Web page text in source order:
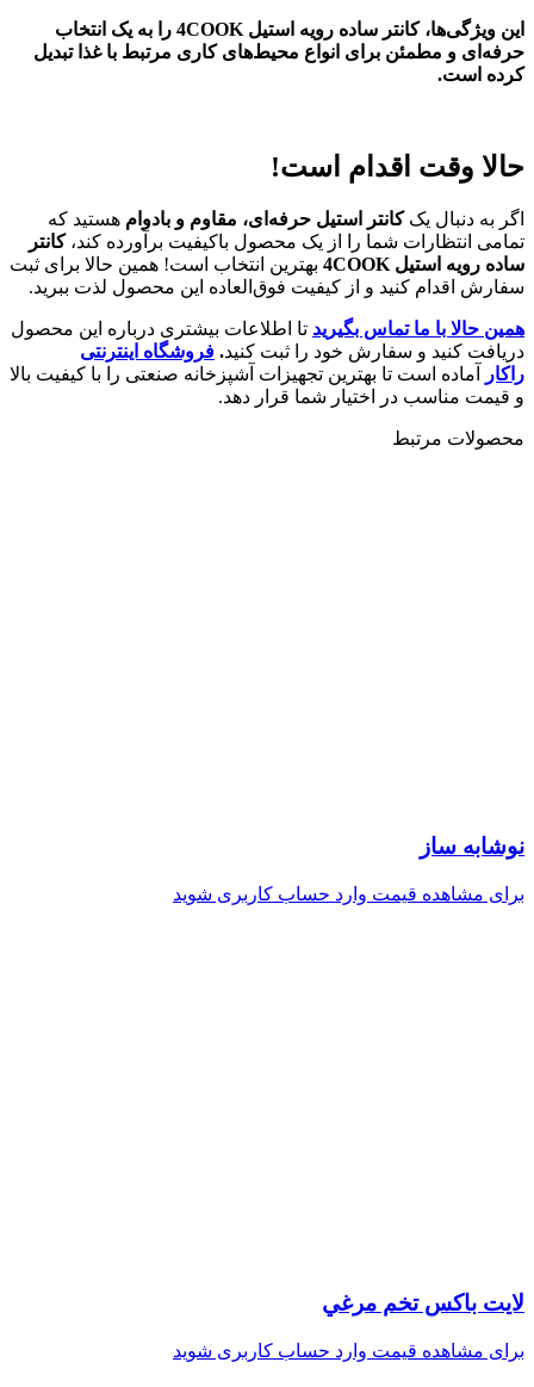
این ویژگی‌ها، کانتر ساده رویه استیل 4COOK
را به یک انتخاب
حرفه‌ای و مطمئن برای انواع محیط‌های کاری مرتبط با غذا تبدیل
کرده است.
حالا وقت اقدام است!
اگر به دنبال یککانتر استیل حرفه‌ای، مقاوم و بادوام هستید که
تمامی انتظارات شما را از یک محصول باکیفیت برآورده کند،کانتر
ساده رویه استیل 4COOK
بهترین انتخاب است! همین حالا برای ثبت
سفارش اقدام کنید و از کیفیت فوق‌العاده این محصول لذت ببرید.
همین حالا با ما تماس بگیرید تا اطلاعات بیشتری درباره این محصول
دریافت کنید و سفارش خود را ثبت کنید. فروشگاه اینترنتی
راکار
آماده است تا بهترین تجهیزات آشپزخانه صنعتی را با کیفیت بالا
و قیمت مناسب در اختیار شما قرار دهد.
محصولات مرتبط
نوشابه ساز
برای مشاهده قیمت وارد حساب کاربری شوید
لايت باكس تخم مرغي
برای مشاهده قیمت وارد حساب کاربری شوید